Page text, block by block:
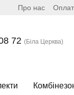
Про нас
72 (Біла Церква)